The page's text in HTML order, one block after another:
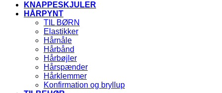
KNAPPESKJULER
HÅRPYNT
TIL BØRN
Elastikker
Hårnåle
Hårbånd
Hårbøjler
Hårspænder
Hårklemmer
Konfirmation og bryllup